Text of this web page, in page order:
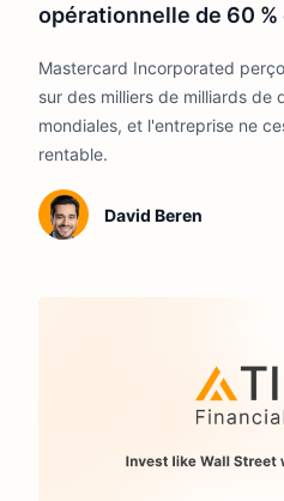
opérationnelle de 60 %
d'une décennie.
Mastercard Incorporated
sur des milliers de milliards de
mondiales, et l'entreprise ne
rentable.
David Beren